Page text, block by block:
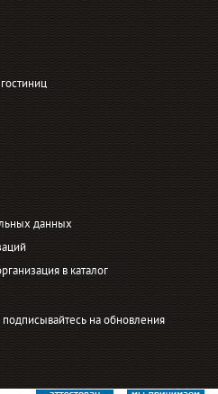
данных
в каталог
на обновления